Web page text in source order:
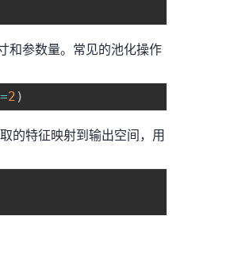
和参数量。常见的池化操作
=2 )
的特征映射到输出空间，用